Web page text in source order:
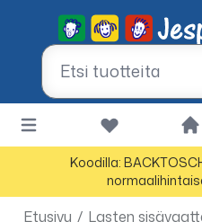
Koodilla:
Etusivu / Lasten